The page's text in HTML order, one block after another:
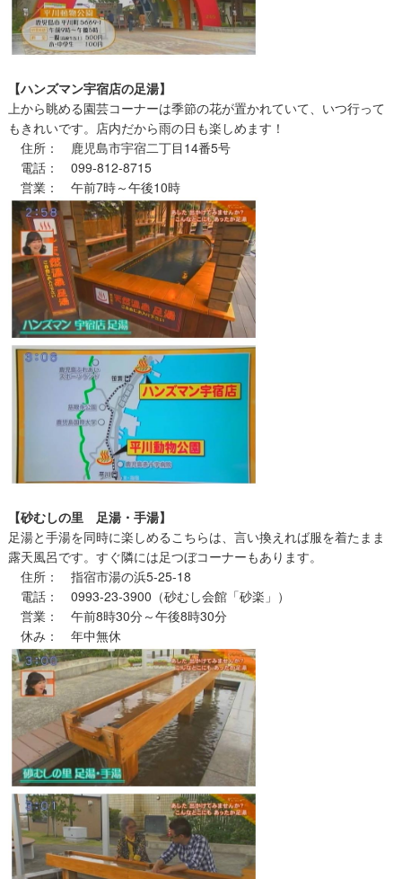
【ハンズマン宇宿店の足湯】
上から眺める園芸コーナーは季節の花が置かれていて、いつ行って
もきれいです。店内だから雨の日も楽しめます！
住所： 鹿児島市宇宿二丁目14番5号
電話： 099-812-8715
営業： 午前7時～午後10時
【砂むしの里 足湯・手湯】
足湯と手湯を同時に楽しめるこちらは、言い換えれば服を着たまま
露天風呂です。すぐ隣には足つぼコーナーもあります。
住所： 指宿市湯の浜5‐25‐18
電話： 0993-23-3900（砂むし会館「砂楽」）
営業： 午前8時30分～午後8時30分
休み： 年中無休